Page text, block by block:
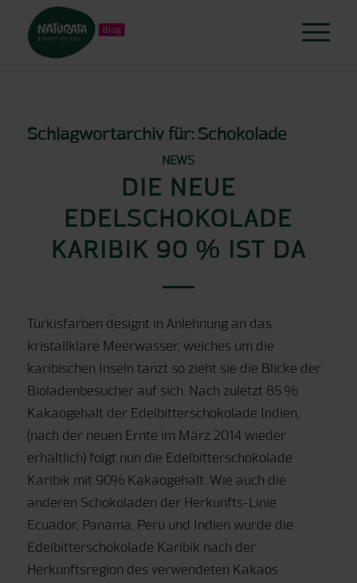
Schlagwortarchiv für: Schokolade
NEWS
DIE NEUE
EDELSCHOKOLADE
KARIBIK 90 % IST DA
Türkisfarben designt in Anlehnung an das
kristallklare Meerwasser, welches um die
karibischen Inseln tanzt so zieht sie die Blicke der
Bioladenbesucher auf sich. Nach zuletzt 85 %
Kakaogehalt der Edelbitterschokolade Indien,
(nach der neuen Ernte im März 2014 wieder
erhältlich) folgt nun die Edelbitterschokolade
Karibik mit 90% Kakaogehalt. Wie auch die
anderen Schokoladen der Herkunfts-Linie
Ecuador, Panama, Peru und Indien wurde die
Edelbitterschokolade Karibik nach der
Herkunftsregion des verwendeten Kakaos